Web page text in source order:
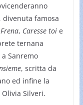
famosa
Frena, Caresse toie
ternana
Sanremo
, scritta da
ed infine la
Silveri.